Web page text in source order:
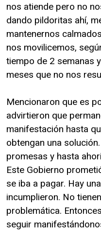
nos atiende pero no
dando pildoritas ahí,
mantenernos
nos movilicemos,
tiempo de 2 semanas
meses que no nos
Mencionaron que es
advirtieron que
manifestación hasta
obtengan una
promesas y hasta
Este Gobierno
se iba a pagar. Hay
incumplieron. No
problemática.
seguir